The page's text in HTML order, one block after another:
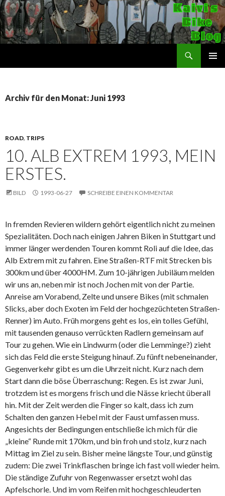
Archiv für den Monat: Juni 1993
ROAD, TRIPS
10. ALB EXTREM 1993, MEIN
ERSTES.
BILD 1993-06-27 SCHREIBE EINEN KOMMENTAR
In fremden Revieren wildern gehört eigentlich nicht zu meinen
Spezialitäten. Doch nach einigen Jahren Biken in Stuttgart und
immer länger werdenden Touren kommt Roli auf die Idee, das
Alb Extrem mit zu fahren. Eine Straßen-RTF mit Strecken bis
300km und über 4000HM. Zum 10-jährigen Jubiläum melden
wir uns an, neben mir ist noch Jochen mit von der Partie.
Anreise am Vorabend, Zelte und unsere Bikes (mit schmalen
Slicks, aber doch Exoten im Feld der hochgezüchteten Straßen-
Renner) im Auto. Früh morgens geht es los, ein tolles Gefühl,
mit tausenden genauso verrückten Radlern gemeinsam auf
Tour zu gehen. Wie ein Lindwurm (oder die Lemminge?) zieht
sich das Feld die erste Steigung hinauf. Zu fünft nebeneinander,
Gegenverkehr gibt es um die Uhrzeit nicht. Kurz nach dem
Start dann die böse Überraschung: Regen. Es ist zwar Juni,
trotzdem ist es morgens frisch und die Nässe kriecht überall
hin. Mit der Zeit werden die Finger so kalt, dass ich zum
Schalten den ganzen Hebel mit der Faust umfassen muss.
Angesichts der Bedingungen entschließe ich mich für die
„kleine“ Runde mit 170km, und bin froh und stolz, kurz nach
Mittag im Ziel zu sein. Bisher meine längste Tour, und günstig
zudem: Die zwei Trinkflaschen bringe ich fast voll wieder heim.
Die ständige Zufuhr von Regenwasser ersetzt wohl das
Apfelschorle. Und im vom Reifen mit hochgeschleuderten